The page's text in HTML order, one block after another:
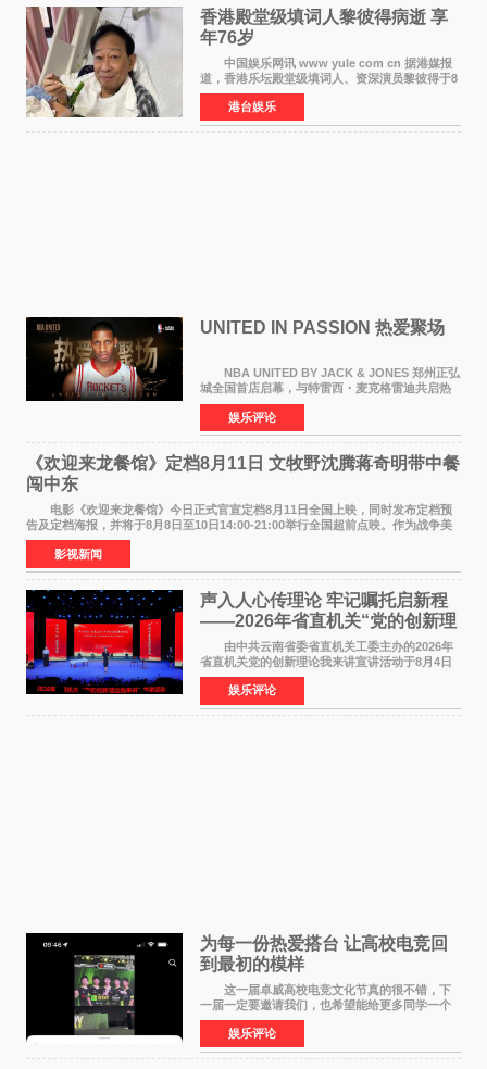
香港殿堂级填词人黎彼得病逝 享
年76岁​
中国娱乐网讯 www yule com cn 据港媒报
道，香港乐坛殿堂级填词人、资深演员黎彼得于8
月5日上午因病离世，终年76岁。好友钟志光透
露，黎彼得今年3月中风后便卧床休养，身体机能
持续衰退，最
港台娱乐
UNITED IN PASSION 热爱聚场
NBA UNITED BY JACK & JONES 郑州正弘
城全国首店启幕，与特雷西・麦克格雷迪共启热
爱 2026 年7 月21 日，
NBAUNITEDBYJACK&JONES 全国首店，于郑
州正弘城正式启幕。NBA 传奇球星
娱乐评论
《欢迎来龙餐馆》定档8月11日 文牧野沈腾蒋奇明带中餐
闯中东
电影《欢迎来龙餐馆》今日正式官宣定档8月11日全国上映，同时发布定档预
告及定档海报，并将于8月8日至10日14:00-21:00举行全国超前点映。作为战争美
食大片，影片讲述的是中国厨师徐福（沈腾
影视新闻
声入人心传理论 牢记嘱托启新程
——2026年省直机关“党的创新理
论我来讲”宣讲活动圆满落幕
由中共云南省委省直机关工委主办的2026年
省直机关党的创新理论我来讲宣讲活动于8月4日
至5日在昆明举办。活动以 "牢记嘱托 感恩奋进
开创云南发展新局面 "为主题，坚持以新时代中国
特色社会主义
娱乐评论
为每一份热爱搭台 让高校电竞回
到最初的模样
这一届卓威高校电竞文化节真的很不错，下
一届一定要邀请我们，也希望能给更多同学一个
来到现场的机会。 2026卓威高校电竞文化节
已经落下帷幕，在活动结束后，仍有不少高校电
竞社负责人和现
娱乐评论